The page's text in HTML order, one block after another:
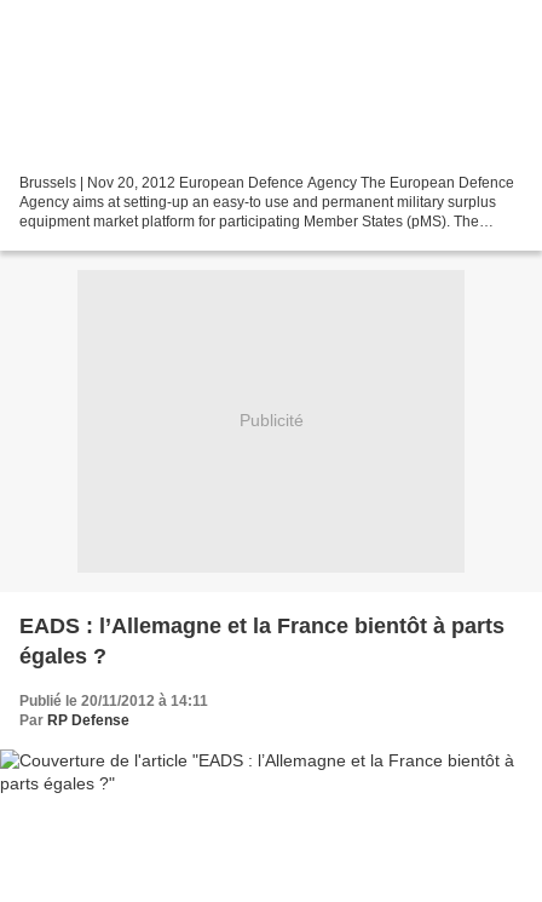
Brussels | Nov 20, 2012 European Defence Agency The European Defence
Agency aims at setting-up an easy-to use and permanent military surplus
equipment market platform for participating Member States (pMS). The
Publicité
EADS : l’Allemagne et la France bientôt à parts
égales ?
Publié le 20/11/2012 à 14:11
Par RP Defense